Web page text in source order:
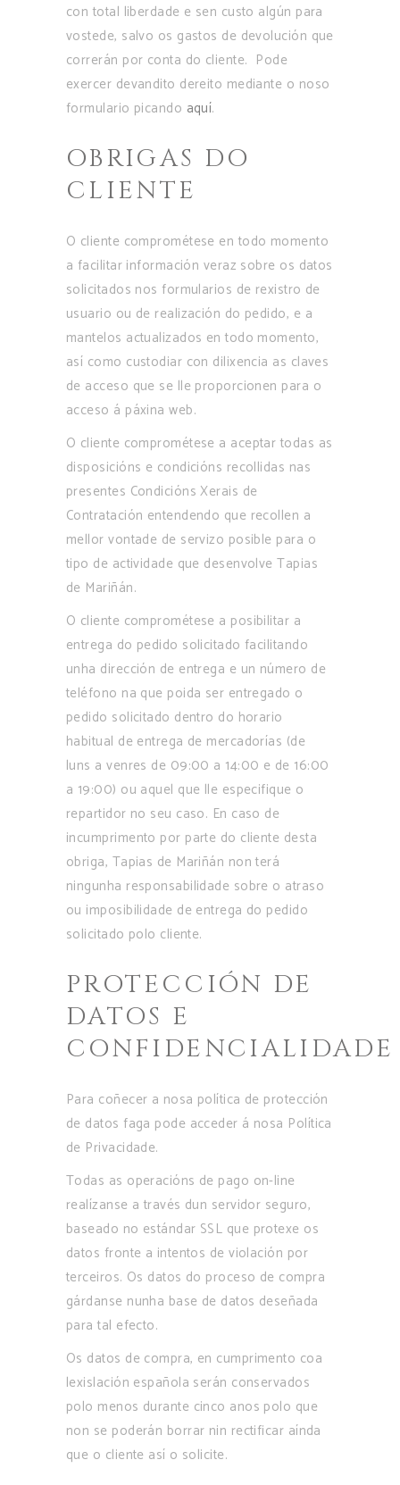
con total liberdade e sen custo algún para
vostede, salvo os gastos de devolución que
correrán por conta do cliente. Pode
exercer devandito dereito mediante o noso
formulario picando aquí.
OBRIGAS DO
CLIENTE
O cliente comprométese en todo momento
a facilitar información veraz sobre os datos
solicitados nos formularios de rexistro de
usuario ou de realización do pedido, e a
mantelos actualizados en todo momento,
así como custodiar con dilixencia as claves
de acceso que se lle proporcionen para o
acceso á páxina web.
O cliente comprométese a aceptar todas as
disposicións e condicións recollidas nas
presentes Condicións Xerais de
Contratación entendendo que recollen a
mellor vontade de servizo posible para o
tipo de actividade que desenvolve Tapias
de Mariñán.
O cliente comprométese a posibilitar a
entrega do pedido solicitado facilitando
unha dirección de entrega e un número de
teléfono na que poida ser entregado o
pedido solicitado dentro do horario
habitual de entrega de mercadorías (de
luns a venres de 09:00 a 14:00 e de 16:00
a 19:00) ou aquel que lle especifique o
repartidor no seu caso. En caso de
incumprimento por parte do cliente desta
obriga, Tapias de Mariñán non terá
ningunha responsabilidade sobre o atraso
ou imposibilidade de entrega do pedido
solicitado polo cliente.
PROTECCIÓN DE
DATOS E
CONFIDENCIALIDADE
Para coñecer a nosa política de protección
de datos faga pode acceder á nosa Política
de Privacidade.
Todas as operacións de pago on-line
realízanse a través dun servidor seguro,
baseado no estándar SSL que protexe os
datos fronte a intentos de violación por
terceiros. Os datos do proceso de compra
gárdanse nunha base de datos deseñada
para tal efecto.
Os datos de compra, en cumprimento coa
lexislación española serán conservados
polo menos durante cinco anos polo que
non se poderán borrar nin rectificar aínda
que o cliente así o solicite.